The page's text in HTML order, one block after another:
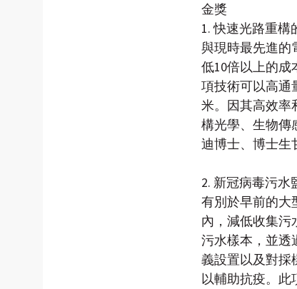
金獎
1. 快速光路重構
與現時最先進的
低10倍以上的
項技術可以高通
米。因其高效率
構光學、生物傳
迪博士、博士生
2. 新冠病毒污水
有別於早前的大
內，減低收集污
污水樣本，並透
義設置以及對採
以輔助抗疫。此